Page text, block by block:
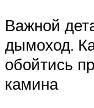
Важной
дымоход.
обойтись
камина